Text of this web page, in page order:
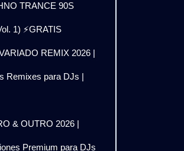
TRANCE 90S
1) ⚡GRATIS
REMIX 2026 |
Remixes para DJs |
& OUTRO 2026 |
Premium para DJs